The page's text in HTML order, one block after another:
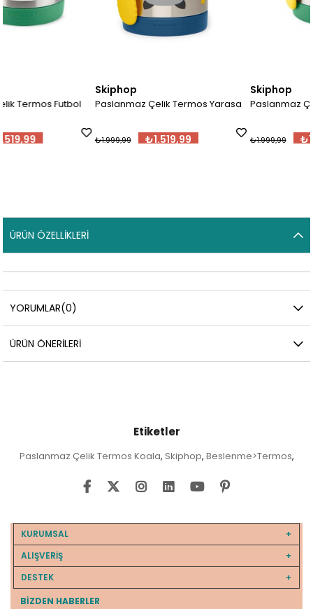
Paslanmaz Çelik Termos Yarasa
₺1.519,99
₺1.999,99
Paslanmaz Çelik Termos Futbol
₺1.519,99
₺1.999,99
ÜRÜN ÖZELLIKLERI
YORUMLAR(0)
ÜRÜN ÖNERILERI
Etiketler
Paslanmaz Çelik Termos Koala, Skiphop, Beslenme>Termos,
KURUMSAL
ALIŞVERİŞ
DESTEK
BIZDEN HABERLER